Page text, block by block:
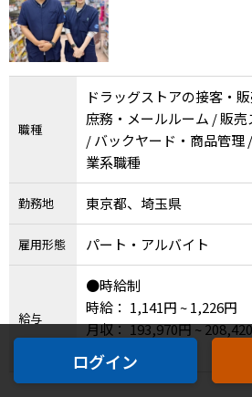
職種
ドラッグストアの接客・
庶務・メールルーム / 販
/ バックヤード・商品管
業系職種
勤務地 東京都、埼玉県
雇用形態 パート・アルバイト
給与
●時給制
時給： 1,141円 ~ 1,226円
月収： 193,970円 ~
50万円 )
ログイン